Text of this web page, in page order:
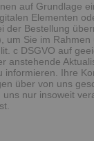
auf Grundlage
Elementen
der Bestellung
um Sie im
c DSGVO auf
anstehende
informieren. Ihre
über von uns
uns nur insoweit